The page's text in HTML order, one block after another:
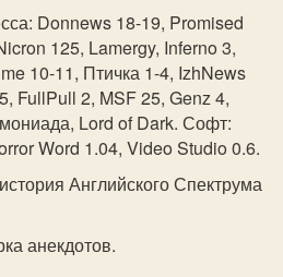
Donnews 18-19, Promised
125, Lamergy, Inferno 3,
10-11, Птичка 1-4, IzhNews
FullPull 2, MSF 25, Genz 4,
Lord of Dark. Софт:
Word 1.04, Video Studio 0.6.
Английского Спектрума
анекдотов.